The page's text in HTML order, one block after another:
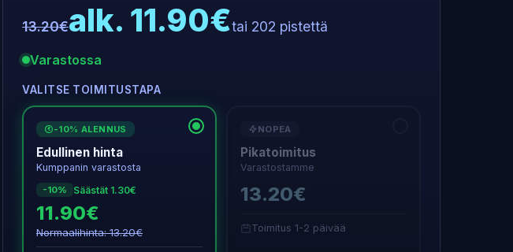
13.20€alk. 11.90€tai 202 pistettä
Varastossa
VALITSE TOIMITUSTAPA
€ -10% ALENNUS
Edullinen hinta
Kumppanin varastosta
-10% Säästät 1.30€
11.90€
Normaalihinta: 13.20€
NOPEA
Pikatoimitus
Varastostamme
13.20€
Toimitus 1-2 päivää